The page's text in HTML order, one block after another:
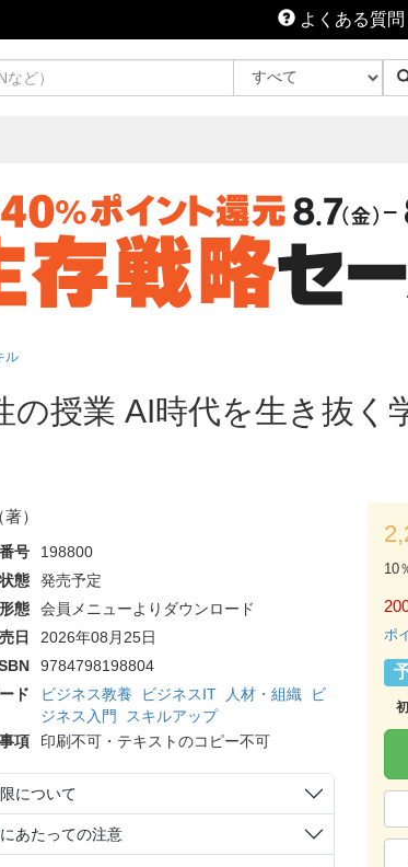
よくある質問
ル
授業 AI時代を生き抜く
著）
号
198800
態
発売予定
態
会員メニューよりダウンロード
日
2026年08月25日
9784798198804
ド
ビジネス教養 ビジネスIT 人材・組織
ビ
ジネス入門
スキルアップ
項
印刷不可・テキストのコピー不可
について
あたっての注意
10
ポ